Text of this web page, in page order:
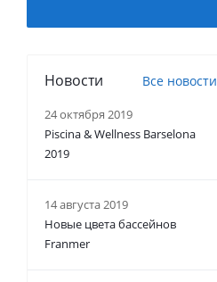
Новости Все новости
24 октября 2019
Piscina & Wellness Barselona
2019
14 августа 2019
Новые цвета бассейнов
Franmer